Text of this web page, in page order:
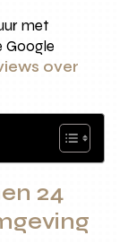
met
Google
over
24